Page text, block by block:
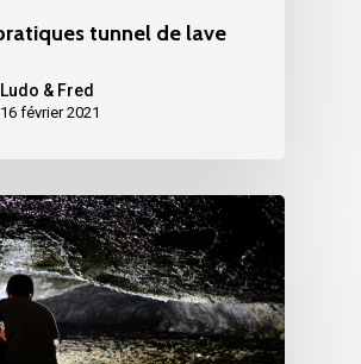
tunnel de lave
Ludo & Fred
16 février 2021